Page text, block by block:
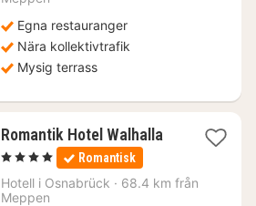
kr.
Egna restauranger
Nära kollektivtrafik
Mysig terrass
Romantik Hotel Walhalla2
833
, 4 Stjärnor Romantisk
Hotell i Osnabrück · 68.4 km från
Meppen